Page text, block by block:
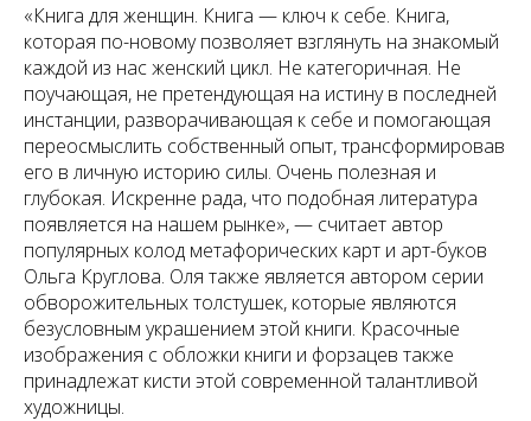
«Книга для женщин. Книга — ключ к себе. Книга,
которая по-новому позволяет взглянуть на знакомый
каждой из нас женский цикл. Не категоричная. Не
поучающая, не претендующая на истину в последней
инстанции, разворачивающая к себе и помогающая
переосмыслить собственный опыт, трансформировав
его в личную историю силы. Очень полезная и
глубокая. Искренне рада, что подобная литература
появляется на нашем рынке», — считает автор
популярных колод метафорических карт и арт-буков
Ольга Круглова. Оля также является автором серии
обворожительных толстушек, которые являются
безусловным украшением этой книги. Красочные
изображения с обложки книги и форзацев также
принадлежат кисти этой современной талантливой
художницы.